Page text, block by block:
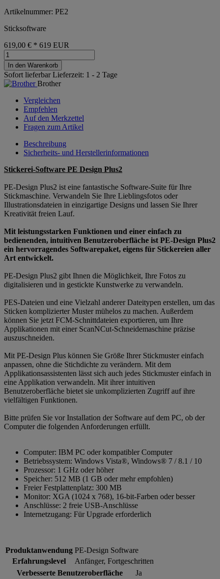
Artikelnummer: PE2
Sticksoftware
619,00 € * 619 EUR
In den Warenkorb
Sofort lieferbarLieferzeit: 1 - 2 Tage
Brother
Vergleichen
Empfehlen
Auf den Merkzettel
Fragen zum Artikel
Beschreibung
Sicherheits- und Herstellerinformationen
Stickerei-Software PE Design Plus2
PE-Design Plus2 ist eine fantastische Software-Suite für Ihre
Stickmaschine. Verwandeln Sie Ihre Lieblingsfotos oder
Illustrationsdateien in einzigartige Designs und lassen Sie Ihrer
Kreativität freien Lauf.
Mit leistungsstarken Funktionen und einer einfach zu
bedienenden, intuitiven Benutzeroberfläche ist PE-Design Plus2
ein hervorragendes Softwarepaket, eigens für Stickereien aller
Art entwickelt.
PE-Design Plus2 gibt Ihnen die Möglichkeit, Ihre Fotos zu
digitalisieren und in gestickte Kunstwerke zu verwandeln.
PES-Dateien und eine Vielzahl anderer Dateitypen erstellen, um das
Sticken komplizierter Muster mühelos zu machen. Außerdem
können Sie jetzt FCM-Schnittdateien exportieren, um Ihre
Applikationen mit einer ScanNCut-Schneidemaschine präzise
auszuschneiden.
Mit PE-Design Plus können Sie Größe Ihrer Stickmuster einfach
anpassen, ohne die Stichdichte zu verändern. Mit dem
Applikationsassistenten lässt sich auch jedes Stickmuster einfach in
eine Applikation verwandeln. Mit ihrer intuitiven
Benutzeroberfläche bietet sie unkomplizierten Zugriff auf ihre
vielfältigen Funktionen.
Bitte prüfen Sie vor Installation der Software auf dem PC, ob der
Computer die folgenden Anforderungen erfüllt.
Computer: IBM PC oder kompatibler Computer
Betriebssystem: Windows Vista®, Windows® 7 / 8.1 / 10
Prozessor: 1 GHz oder höher
Speicher: 512 MB (1 GB oder mehr empfohlen)
Freier Festplattenplatz: 300 MB
Monitor: XGA (1024 x 768), 16-bit-Farben oder besser
Anschlüsse: 2 freie USB-Anschlüsse
Internetzugang: Für Upgrade erforderlich
Produktanwendung PE-Design Software
Erfahrungslevel
Anfänger, Fortgeschritten
Verbesserte Benutzeroberfläche
Ja